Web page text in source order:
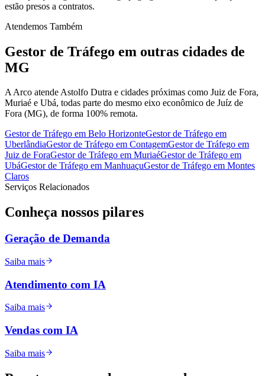
estão presos a contratos.
Atendemos Também
Gestor de Tráfego em outras cidades de
MG
A Arco atende Astolfo Dutra e cidades próximas como Juiz de Fora,
Muriaé e Ubá, todas parte do mesmo eixo econômico de Juíz de
Fora (MG), de forma 100% remota.
Gestor de Tráfego em Belo HorizonteGestor de Tráfego em
UberlândiaGestor de Tráfego em ContagemGestor de Tráfego em
Juiz de ForaGestor de Tráfego em MuriaéGestor de Tráfego em
UbáGestor de Tráfego em ManhuaçuGestor de Tráfego em Montes
Claros
Serviços Relacionados
Conheça nossos pilares
Geração de Demanda
Saiba mais
Atendimento com IA
Saiba mais
Vendas com IA
Saiba mais